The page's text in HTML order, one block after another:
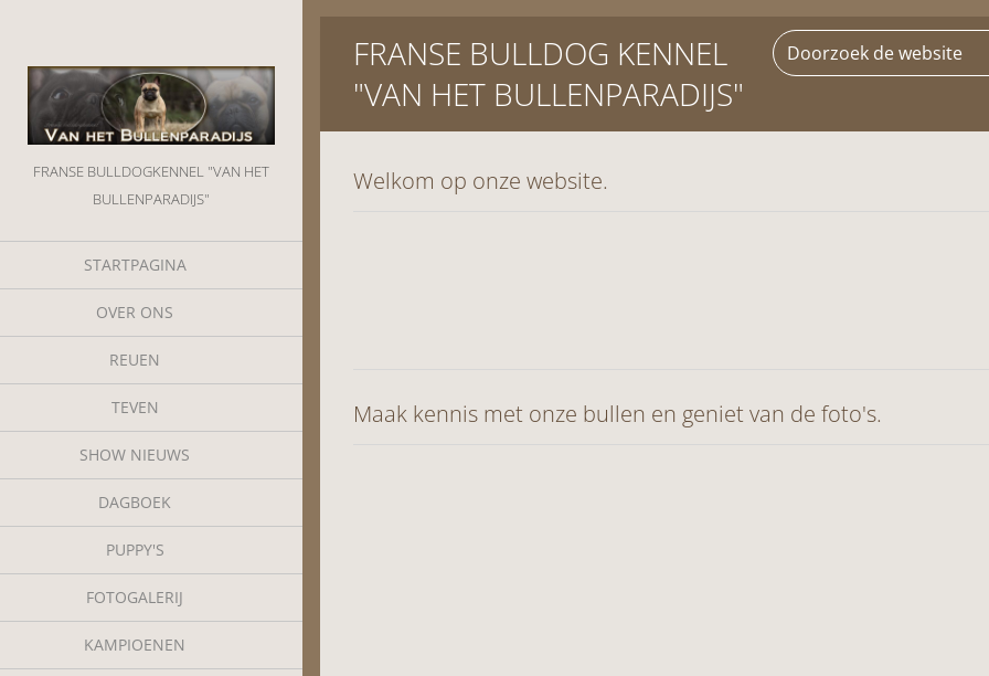
FRANSE BULLDOGKENNEL "VAN HET
BULLENPARADIJS"
STARTPAGINA
OVER ONS
REUEN
TEVEN
SHOW NIEUWS
DAGBOEK
PUPPY'S
FOTOGALERIJ
KAMPIOENEN
FRANSE BULLDOG KENNEL
"VAN HET BULLENPARADIJS"
Welkom op onze website.
Maak kennis met onze bullen en geniet van de foto's.